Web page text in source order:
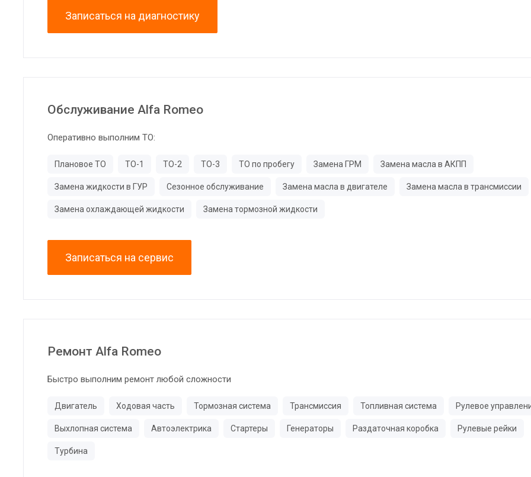
Записаться на диагностику
Обслуживание Alfa Romeo
Оперативно выполним ТО:
Плановое ТО ТО-1 ТО-2 ТО-3 ТО по пробегу Замена ГРМ Замена масла в АКПП
Замена жидкости в ГУР Сезонное обслуживание Замена масла в двигателе Замена масла в трансмиссии
Замена охлаждающей жидкости Замена тормозной жидкости
Записаться на сервис
Ремонт Alfa Romeo
Быстро выполним ремонт любой сложности
Двигатель Ходовая часть Тормозная система Трансмиссия Топливная система Рулевое
Выхлопная система Автоэлектрика Стартеры Генераторы Раздаточная коробка Рулевые рейки
Турбина